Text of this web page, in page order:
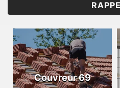
Couvreur 69